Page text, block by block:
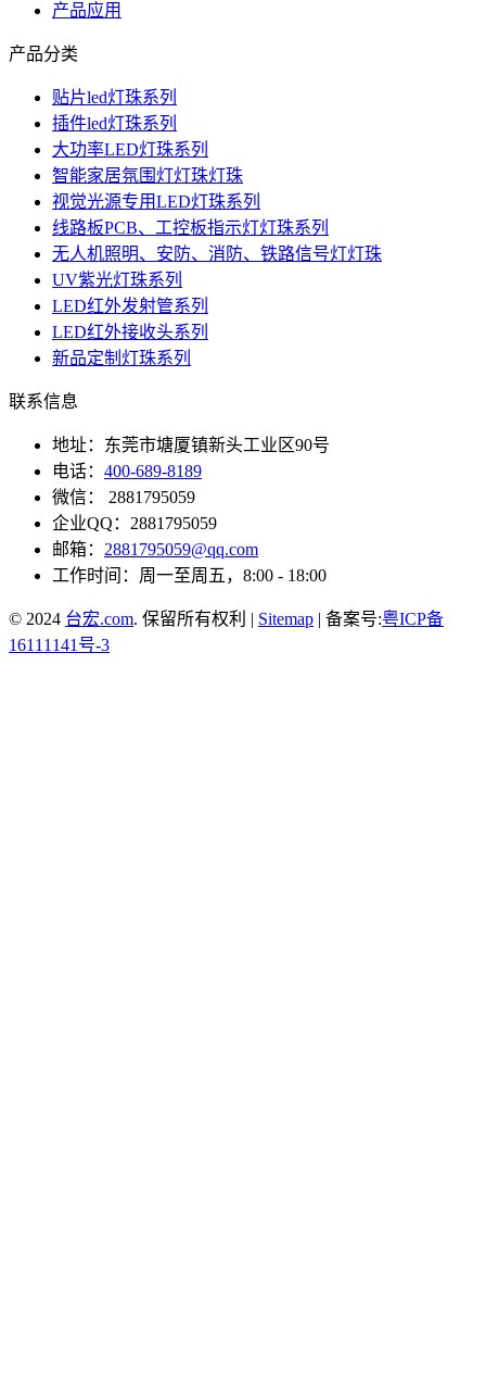
产品应用
产品分类
贴片led灯珠系列
插件led灯珠系列
大功率LED灯珠系列
智能家居氛围灯灯珠灯珠
视觉光源专用LED灯珠系列
线路板PCB、工控板指示灯灯珠系列
无人机照明、安防、消防、铁路信号灯灯珠
UV紫光灯珠系列
LED红外发射管系列
LED红外接收头系列
新品定制灯珠系列
联系信息
地址：东莞市塘厦镇新头工业区90号
电话： 400-689-8189
微信： 2881795059
企业QQ：2881795059
邮箱： 2881795059@qq.com
工作时间：周一至周五，8:00 - 18:00
© 2024 台宏.com. 保留所有权利 | Sitemap | 备案号:粤ICP备
16111141号-3